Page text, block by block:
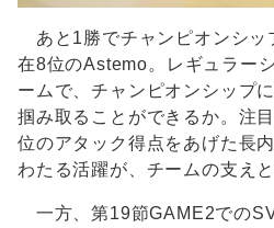
あと1勝でチャンピオンシッ
在8位のAstemo。レギュラー
ームで、チャンピオンシップ
掴み取ることができるか。注
位のアタック得点をあげた長
わたる活躍が、チームの支え
一方、第19節GAME2での